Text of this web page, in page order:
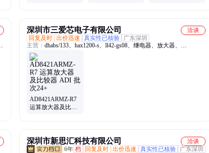
深圳市三爱芯电子有限公司
洽谈
回复及时 出价迅速 真实性已核验
广东深圳
主营： dhabs/133、hax1200-s、ll42-gs08、继电器、放大器、
adis16488、控制器、电位器、隔离器、混频器、读写器、ltsr25-np、
efr32mg21、ltsr15-np、lt10000-s、ss495a-sp、awm5101vn、
awm43600v、blf189xra、vsmy2940g、sam-m8q-0、awm5104vn、
awm43300v、二极管、ctsr0.3-p
AD8421ARMZ-R7
运算放大器及比较
深圳市新思汇科技有限公司
洽谈
6年 档 回复及时 出价迅速 真实性已核验
广东深圳